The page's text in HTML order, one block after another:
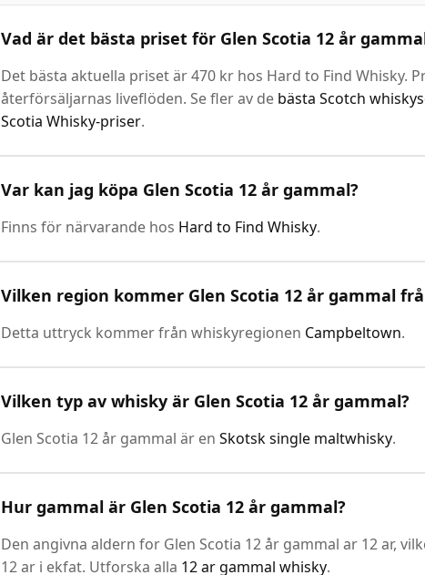
Vad är det bästa priset för Glen Scotia 12 år
Det bästa aktuella priset är 470 kr hos Hard to Find Whisky.
återförsäljarnas liveflöden. Se fler av de bästa Scotch
Scotia Whisky-priser.
Var kan jag köpa Glen Scotia 12 år gammal?
Finns för närvarande hos Hard to Find Whisky.
Vilken region kommer Glen Scotia 12 år gammal
Detta uttryck kommer från whiskyregionen Campbeltown.
Vilken typ av whisky är Glen Scotia 12 år gammal?
Glen Scotia 12 år gammal är en Skotsk single maltwhisky.
Hur gammal är Glen Scotia 12 år gammal?
Den angivna aldern for Glen Scotia 12 år gammal ar 12 ar,
12 ar i ekfat. Utforska alla 12 ar gammal whisky.